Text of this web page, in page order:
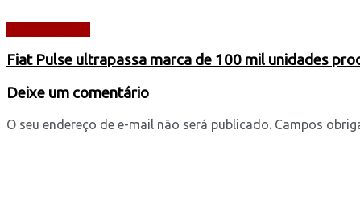
Fiat Pulse ultrapassa marca de 100 mil unidades
Deixe um comentário
O seu endereço de e-mail não será publicado. Campos